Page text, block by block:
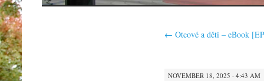
← Otcové a děti – eBook
NOVEMBER 18, 2025 · 4:43 AM